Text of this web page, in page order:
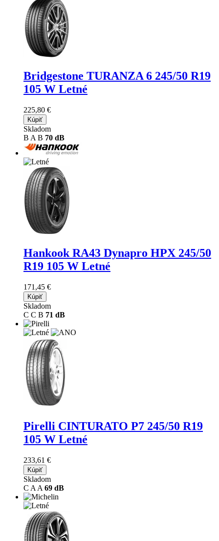
Bridgestone TURANZA 6 245/50 R19
105 W Letné
225,80 €
Kúpiť
Skladom
B A B 70 dB
Hankook RA43 Dynapro HPX 245/50
R19 105 W Letné
171,45 €
Kúpiť
Skladom
C C B 71 dB
Pirelli CINTURATO P7 245/50 R19
105 W Letné
233,61 €
Kúpiť
Skladom
C A A 69 dB